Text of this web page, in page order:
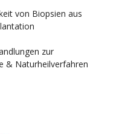
von Biopsien aus
zur
& Naturheilverfahren